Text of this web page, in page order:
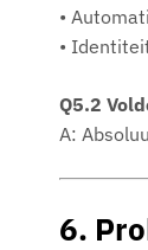
•
•
Q5.2
A:
6.